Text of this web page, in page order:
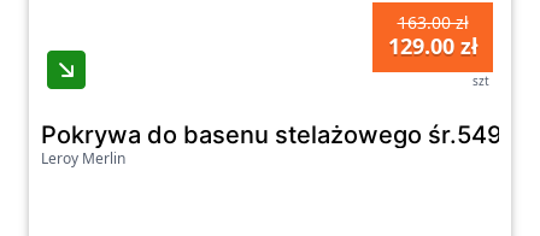
163.00 zł
129.00 zł
szt
Pokrywa do basenu stelażowego śr.549
Leroy Merlin